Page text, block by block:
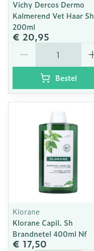
Vichy Dercos Dermo
Kalmerend Vet Haar Sh
200ml
€ 20,95
Bestel
Klorane
Klorane Capil. Sh
Brandnetel 400ml Nf
€ 17,50